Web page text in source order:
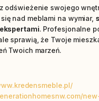
odświeżenie swojego
nad meblami na wymiar,
. Profesjonalne
sprawią, że Twoje
Twoich marzeń.